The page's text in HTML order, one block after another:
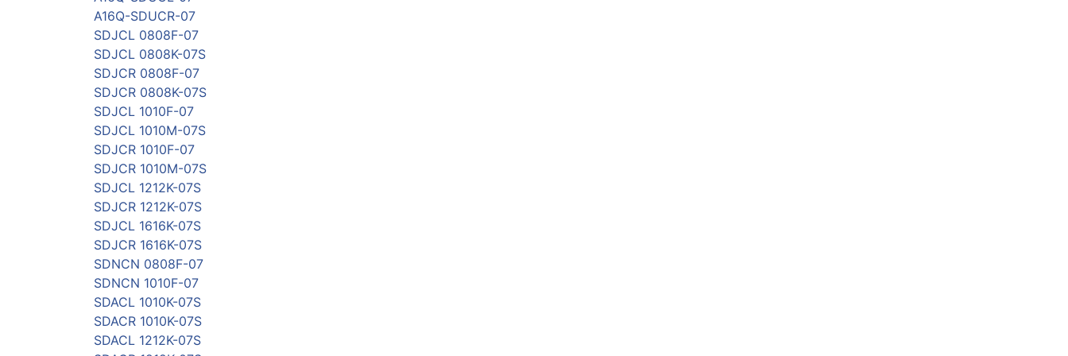
A16Q-SDUCR-07
SDJCL 0808F-07
SDJCL 0808K-07S
SDJCR 0808F-07
SDJCR 0808K-07S
SDJCL 1010F-07
SDJCL 1010M-07S
SDJCR 1010F-07
SDJCR 1010M-07S
SDJCL 1212K-07S
SDJCR 1212K-07S
SDJCL 1616K-07S
SDJCR 1616K-07S
SDNCN 0808F-07
SDNCN 1010F-07
SDACL 1010K-07S
SDACR 1010K-07S
SDACL 1212K-07S